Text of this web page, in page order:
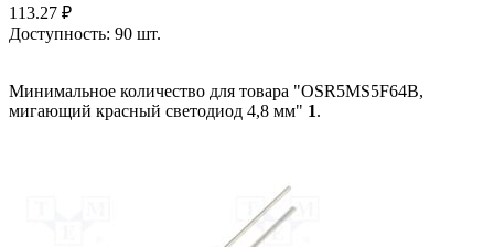
113.27 ₽
Доступность: 90 шт.
Минимальное количество для товара "OSR5MS5F64B,
мигающий красный светодиод 4,8 мм" 1.